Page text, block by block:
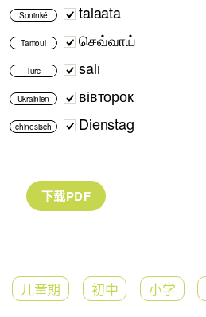
Soninké talaata
Tamoul செவ்வாய்
Turc salı
Ukrainien вівторок
chinesisch Dienstag
儿童期 初中 小学